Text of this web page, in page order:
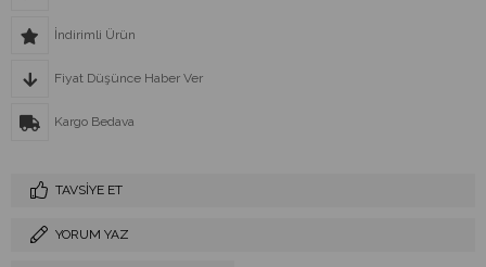
İndirimli Ürün
Fiyat Düşünce Haber Ver
Kargo Bedava
TAVSIYE ET
YORUM YAZ